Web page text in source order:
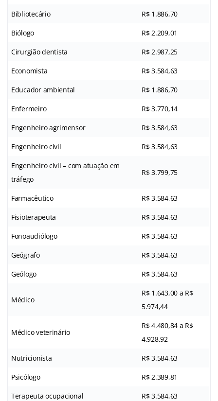
Bibliotecário R$ 1.886,70
Biólogo R$ 2.209,01
Cirurgião dentista R$ 2.987,25
Economista R$ 3.584,63
Educador ambiental R$ 1.886,70
Enfermeiro R$ 3.770,14
Engenheiro agrimensor R$ 3.584,63
Engenheiro civil R$ 3.584,63
Engenheiro civil – com atuação em
tráfego
R$ 3.799,75
Farmacêutico R$ 3.584,63
Fisioterapeuta R$ 3.584,63
Fonoaudiólogo R$ 3.584,63
Geógrafo R$ 3.584,63
Geólogo R$ 3.584,63
Médico
R$ 1.643,00 a R$
5.974,44
Médico veterinário
R$ 4.480,84 a R$
4.928,92
Nutricionista R$ 3.584,63
Psicólogo R$ 2.389,81
Terapeuta ocupacional R$ 3.584,63